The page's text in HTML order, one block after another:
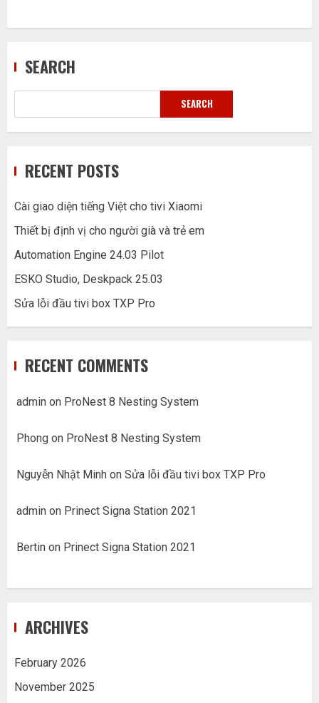
SEARCH
SEARCH
RECENT POSTS
Cài giao diện tiếng Việt cho tivi Xiaomi
Thiết bị định vị cho người già và trẻ em
Automation Engine 24.03 Pilot
ESKO Studio, Deskpack 25.03
Sửa lỗi đầu tivi box TXP Pro
RECENT COMMENTS
admin on ProNest 8 Nesting System
Phong on ProNest 8 Nesting System
Nguyễn Nhật Minh on Sửa lỗi đầu tivi box TXP Pro
admin on Prinect Signa Station 2021
Bertin on Prinect Signa Station 2021
ARCHIVES
February 2026
November 2025